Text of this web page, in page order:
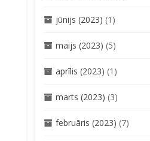
jūnijs (2023) (1)
maijs (2023) (5)
aprīlis (2023) (1)
marts (2023) (3)
februāris (2023) (7)